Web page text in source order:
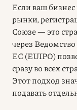
Если ваш
рынки,
Союзе — это
через
ЕС (EUIPO)
сразу во всех
Этот подход
подавать